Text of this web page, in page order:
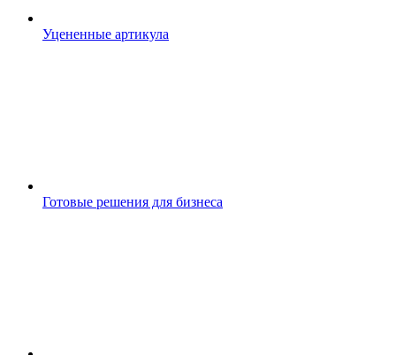
Уцененные артикула
Готовые решения для бизнеса